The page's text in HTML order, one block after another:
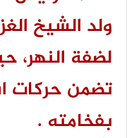
ولد الشيخ
لضفة النهر،
تضمن حركات
بفخامته .